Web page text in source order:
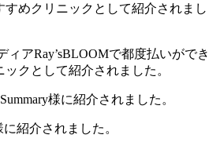
すめクリニックとして紹介されまし
ィアRay’sBLOOMで都度払いができ
クとして紹介されました。
様に紹介されました。
に紹介されました。